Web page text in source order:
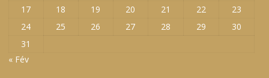
17
18 19 20 21 22
23
24
25 26 27 28 29
30
31
« Fév